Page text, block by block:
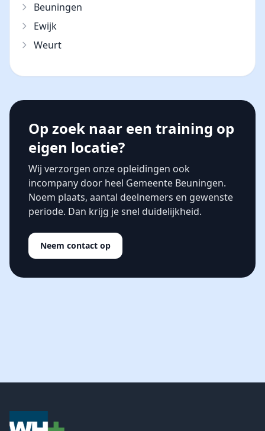
Beuningen
Ewijk
Weurt
Op zoek naar een training op
eigen locatie?
Wij verzorgen onze opleidingen ook
incompany door heel Gemeente Beuningen.
Noem plaats, aantal deelnemers en gewenste
periode. Dan krijg je snel duidelijkheid.
Neem contact op